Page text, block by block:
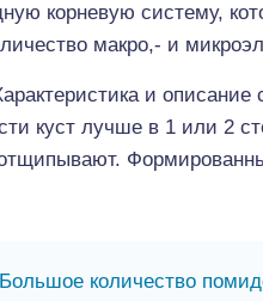
корневую систему,
макро,- и
и
куст лучше в 1 или 2
Большое количество